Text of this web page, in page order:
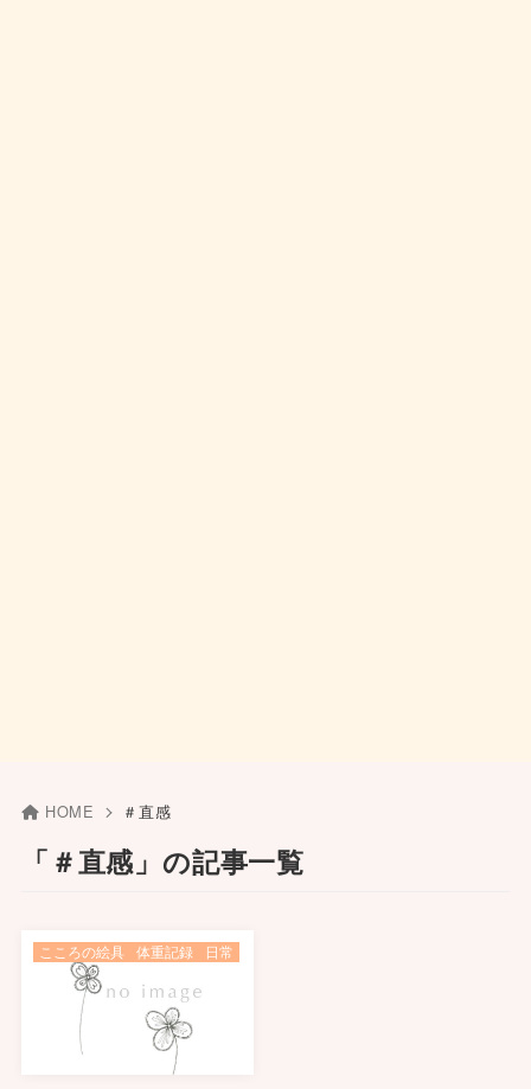
HOME ＃直感
「＃直感」の記事一覧
こころの絵具 体重記録 日常